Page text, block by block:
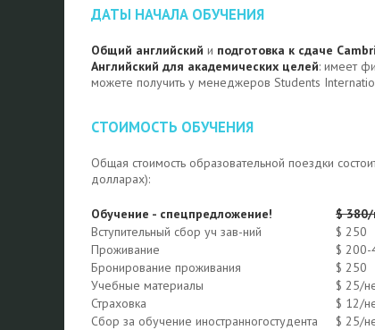
ДАТЫ НАЧАЛА ОБУЧЕНИЯ
Общий английский и подготовка к сдаче
Английский для академических целей: имеет
можете получить у менеджеров Students
СТОИМОСТЬ ОБУЧЕНИЯ
Общая стоимость образовательной поездки
долларах):
Обучение - спецпредложение! $
Вступительный сбор уч зав-ний
$ 250
Проживание
$
Бронирование проживания
$ 250
Учебные материалы
$ 25/
Страховка
$ 12/
Сбор за обучение иностранногостудента
$ 25/